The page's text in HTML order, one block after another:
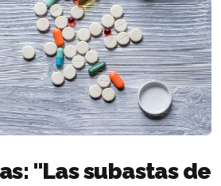
"Las subastas de